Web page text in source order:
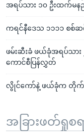
အရပ်သား ၁၀ ဦးထက်မ
ကရင်နီဒေသ ၁၁၁၁ စစ်
ဖမ်းဆီးခံ ဖယ်ခုံအရပ်သာ
ကောင်စီပြန်လွှတ်
လွိုင်ကော်နဲ့ ဖယ်ခုံက တိုက်
အခြားဖတ်ရှုစရ